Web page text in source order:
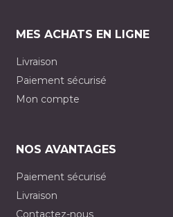
MES ACHATS EN LIGNE
Livraison
Paiement sécurisé
Mon compte
NOS AVANTAGES
Paiement sécurisé
Livraison
Contactez-nous